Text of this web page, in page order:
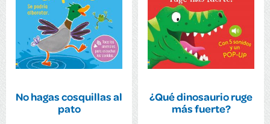
No hagas cosquillas al
pato
¿Qué dinosaurio ruge
más fuerte?